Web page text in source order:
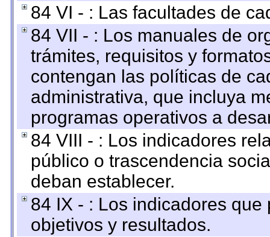
84 VI - : Las facultades de
84 VII - : Los manuales de
trámites, requisitos y
contengan las políticas de
administrativa, que incluya
programas operativos a
84 VIII - : Los indicadores
público o trascendencia
deban establecer.
84 IX - : Los indicadores
objetivos y resultados.